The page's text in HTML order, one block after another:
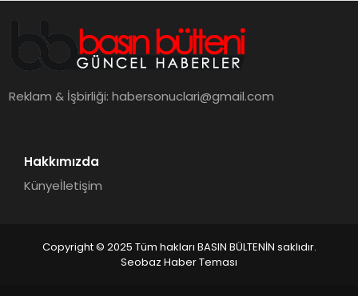
Reklam & İşbirliği:habersonuclari@gmail.com
Hakkımızda
Künyeİletişim
Copyright © 2025 Tüm hakları BASIN BÜLTENİN saklıdır.
Seobaz Haber Teması